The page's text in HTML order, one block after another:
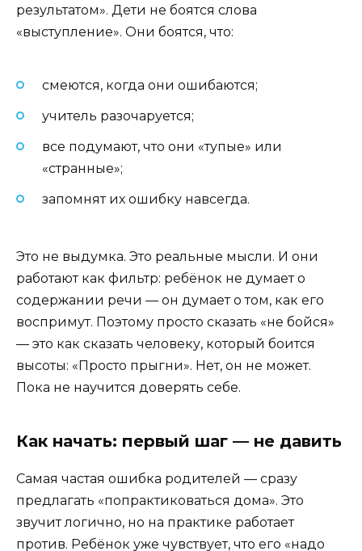
результатом». Дети не боятся слова
«выступление». Они боятся, что:
смеются, когда они ошибаются;
учитель разочаруется;
все подумают, что они «тупые» или
«странные»;
запомнят их ошибку навсегда.
Это не выдумка. Это реальные мысли. И они
работают как фильтр: ребёнок не думает о
содержании речи — он думает о том, как его
воспримут. Поэтому просто сказать «не бойся»
— это как сказать человеку, который боится
высоты: «Просто прыгни». Нет, он не может.
Пока не научится доверять себе.
Как начать: первый шаг — не давить
Самая частая ошибка родителей — сразу
предлагать «попрактиковаться дома». Это
звучит логично, но на практике работает
против. Ребёнок уже чувствует, что его «надо